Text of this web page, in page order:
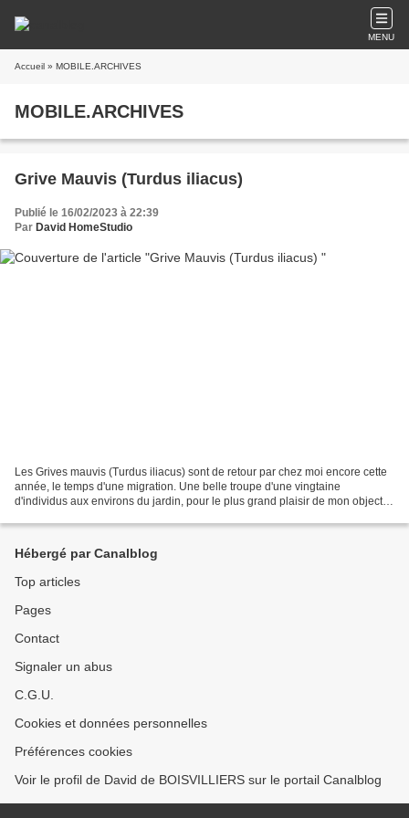
MENU
Accueil » MOBILE.ARCHIVES
MOBILE.ARCHIVES
Grive Mauvis (Turdus iliacus)
Publié le 16/02/2023 à 22:39
Par David HomeStudio
Les Grives mauvis (Turdus iliacus) sont de retour par chez moi encore cette
année, le temps d'une migration. Une belle troupe d'une vingtaine
d'individus aux environs du jardin, pour le plus grand plaisir de mon objectif
Hébergé par Canalblog
Top articles
Pages
Contact
Signaler un abus
C.G.U.
Cookies et données personnelles
Préférences cookies
Voir le profil de David de BOISVILLIERS sur le portail Canalblog